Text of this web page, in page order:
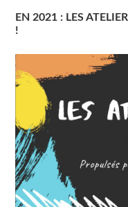
EN 2021 : LES
!